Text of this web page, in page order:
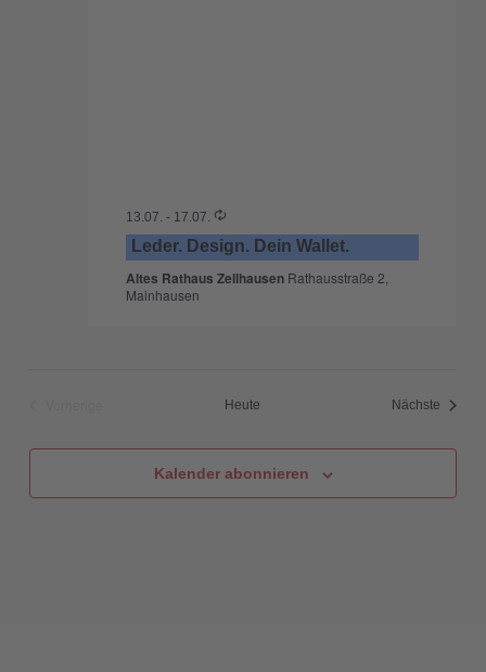
13.07. - 17.07.
Leder. Design. Dein Wallet.
Altes Rathaus Zellhausen Rathausstraße 2,
Mainhausen
Heute Nächste
Kalender abonnieren